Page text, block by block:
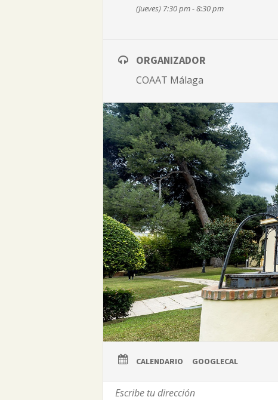
(Jueves) 7:30 pm - 8:30 pm
ORGANIZADOR
COAAT Málaga
CALENDARIO GOOGLECAL